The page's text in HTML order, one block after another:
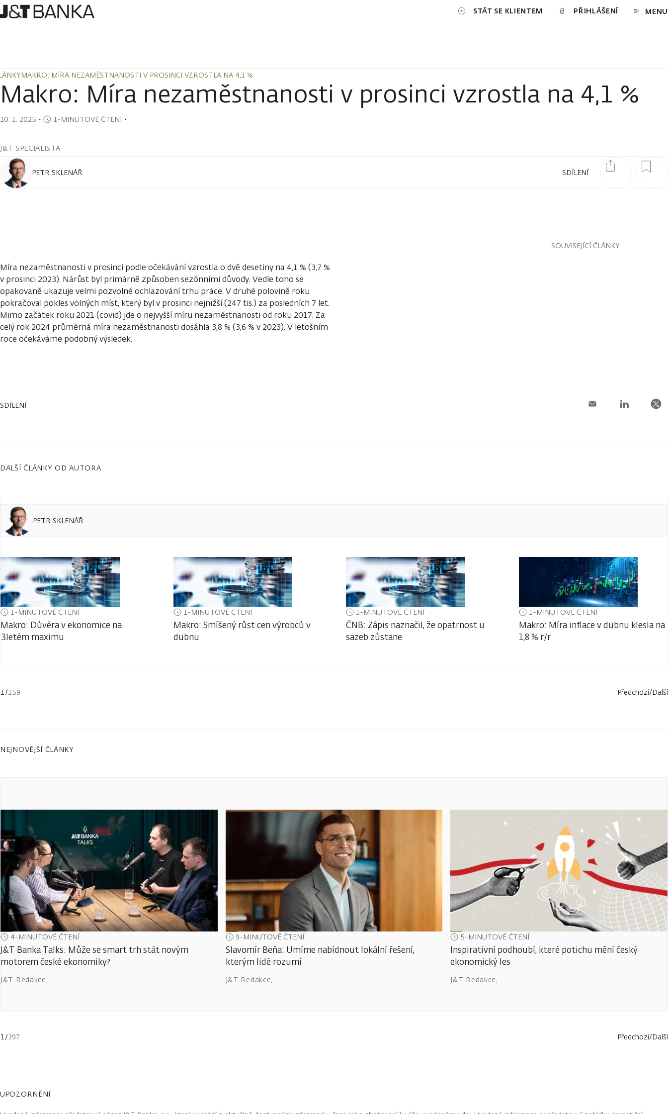
STÁT SE KLIENTEM PŘIHLÁŠENÍ MENU
MAKRO: MÍRA NEZAMĚSTNANOSTI V PROSINCI VZROSTLA NA 4,1 %
MAKRO: MÍRA NEZAMĚSTNANOSTI V PROSINCI VZROSTLA NA 4,1 %
Makro: Míra nezaměstnanosti v prosinci vzrostla na 4,1 %
10. 1. 2025 ・ 1-MINUTOVÉ ČTENÍ・
J&T SPECIALISTA
SDÍLENÍ
PETR SKLENÁŘ
Míra nezaměstnanosti v prosinci podle očekávání vzrostla o dvě desetiny na 4,1 % (3,7 %
v prosinci 2023). Nárůst byl primárně způsoben sezónními důvody. Vedle toho se
opakovaně ukazuje velmi pozvolné ochlazování trhu práce. V druhé polovině roku
pokračoval pokles volných míst, který byl v prosinci nejnižší (247 tis.) za posledních 7 let.
Mimo začátek roku 2021 (covid) jde o nejvyšší míru nezaměstnanosti od roku 2017. Za
celý rok 2024 průměrná míra nezaměstnanosti dosáhla 3,8 % (3,6 % v 2023). V letošním
roce očekáváme podobný výsledek.
SOUVISEJÍCÍ ČLÁNKY
SDÍLENÍ
DALŠÍ ČLÁNKY OD AUTORA
PETR SKLENÁŘ
1-MINUTOVÉ ČTENÍ
Makro: Důvěra v ekonomice na
3letém maximu
1-MINUTOVÉ ČTENÍ
Makro: Smíšený růst cen výrobců v
dubnu
1-MINUTOVÉ ČTENÍ
ČNB: Zápis naznačil, že opatrnost u
sazeb zůstane
1-MINUTOVÉ ČTENÍ
Makro: Míra inflace v dubnu klesla na
1,8 % r/r
1 /159 Předchozí/Další
NEJNOVĚJŠÍ ČLÁNKY
4-MINUTOVÉ ČTENÍ
J&T Banka Talks: Může se smart trh stát novým
motorem české ekonomiky?
J&T Redakce,
9-MINUTOVÉ ČTENÍ
Slavomír Beňa: Umíme nabídnout lokální řešení,
kterým lidé rozumí
J&T Redakce,
5-MINUTOVÉ ČTENÍ
Inspirativní podhoubí, které potichu mění český
ekonomický les
J&T Redakce,
1/397 Předchozí/Další
UPOZORNĚNÍ